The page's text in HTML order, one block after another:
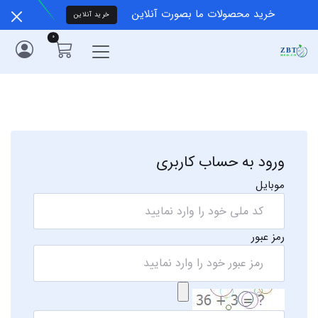
خرید محصولات ما بصورت آنلاین خرید آنلاین
0
ورود به حساب کاربری
موبایل
رمز عبور